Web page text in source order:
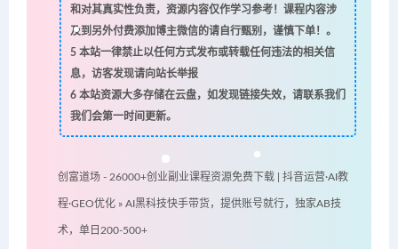
和对其真实性负责，资源内容仅作学习参考！课程内容涉
及到另外付费添加博主微信的请自行甄别，谨慎下单！。
5本站一律禁止以任何方式发布或转载任何违法的相关信
息，访客发现请向站长举报
6本站资源大多存储在云盘，如发现链接失效，请联系我们
我们会第一时间更新。
创富道场 - 26000+创业副业课程资源免费下载 | 抖音运营·AI教
程·GEO优化 » AI黑科技快手带货，提供账号就行，独家AB技
术，单日200-500+